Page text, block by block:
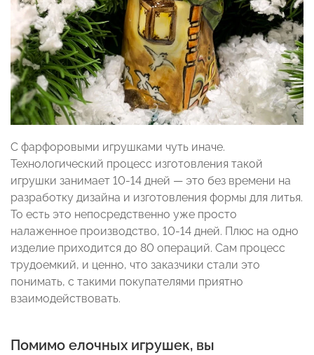
С фарфоровыми игрушками чуть иначе.
Технологический процесс изготовления такой
игрушки занимает 10-14 дней — это без времени на
разработку дизайна и изготовления формы для литья.
То есть это непосредственно уже просто
налаженное производство, 10-14 дней. Плюс на одно
изделие приходится до 80 операций. Сам процесс
трудоемкий, и ценно, что заказчики стали это
понимать, с такими покупателями приятно
взаимодействовать.
Помимо елочных игрушек, вы